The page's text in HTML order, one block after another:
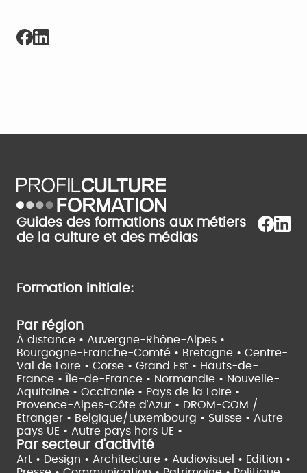
Guides des formations aux métiers
de la culture et des médias
Formation initiale:
Par région
À distance • Auvergne-Rhône-Alpes •
Bourgogne-Franche-Comté • Bretagne • Centre-
Val de Loire • Corse • Grand Est • Hauts-de-
France •
Île-de-France • Normandie • Nouvelle-
Aquitaine • Occitanie • Pays de la Loire •
Provence-Alpes-Côte d'Azur • DROM-COM /
Etranger • Belgique/Luxembourg • Suisse • Autre
pays UE • Autre pays hors UE •
Par secteur d'activité
Art • Design • Architecture • Audiovisuel • Edition •